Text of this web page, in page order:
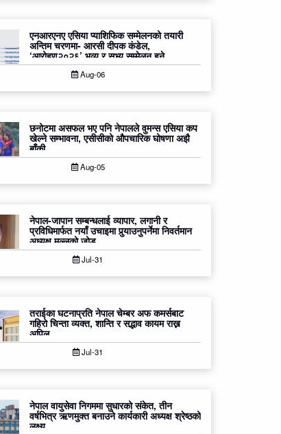
एनआरएनए एसिया प्याशिफिक सम्मेलनको तयारी
अन्तिम चरणमा- आरसी दीपक कंडेल,
‘आरोहण२०२६’ भव्य र सभ्य सम्मेलन हुने
Aug-06
छनोटमा असफल भए पनि नेपालले वुमन्स एसिया कप
खेल्ने सम्भावना, एसीसीको औपचारिक घोषणा अझै
बाँकी
Aug-05
नेपाल-जापान सम्बन्धलाई व्यापार, लगानी र
प्रविधिमार्फत नयाँ उचाइमा पुर्‍याउनुपर्नेमा निवर्तमान
अध्यक्ष मल्लको जोड
Jul-31
तराईका घटनाप्रति नेपाल चेम्बर अफ कमर्सबाट
गहिरो चिन्ता व्यक्त, शान्ति र सद्भाव कायम राख्न
अपिल
Jul-31
नेपाल वायुसेवा निगममा सुधारको संकेत, तीन
वर्षभित्र ऋणमुक्त बनाउने कार्यकारी अध्यक्ष श्रेष्ठको
लक्ष्य